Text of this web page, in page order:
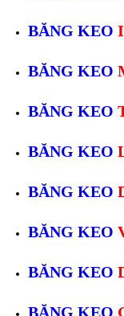
BĂNG KEO
BĂNG KEO
BĂNG KEO
BĂNG KEO
BĂNG KEO
BĂNG KEO
BĂNG KEO
BĂNG KEO